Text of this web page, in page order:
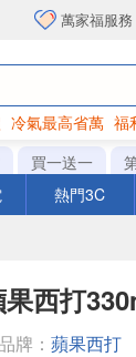
萬家福服務
冷氣最高省萬 福
買一送一
熱門3C
西打
牌： 蘋果西打